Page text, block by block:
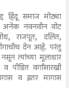
हिंदू समाज मोठ्या
अनेक नवनवीन वोट
राजपूत, दलित,
देन आहे. परंतु
त्यांच्या मूलाधार
पीडित वर्गांसारखी
व इतर मागास